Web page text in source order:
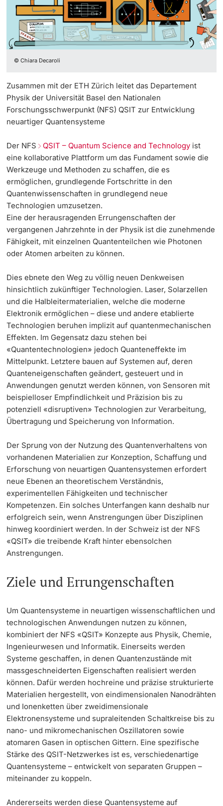
Doktorierende
weitere Informationen
weitere Informationen
Dozierende
weitere Informationen
Nationale Netzwerke
NFS QSIT
Europäische Netzwerke
Regionale Partner-Institutionen
UNIverse Forschungsportal
Forschungsporträts
Projektförderung
Personenförderung
Technologietransfer
Qualitätsmanagement Forschung
Beratung & FAQ
Kongressförderung
Weiterbildung
Universität
© Chiara Decaroli
Zusammen mit der ETH Zürich leitet das Departement
Physik der Universität Basel den Nationalen
Forschungsschwerpunkt (NFS) QSIT zur Entwicklung
neuartiger Quantensysteme
Der NFS QSIT – Quantum Science and Technology ist
eine kollaborative Plattform um das Fundament sowie die
Werkzeuge und Methoden zu schaffen, die es
ermöglichen, grundlegende Fortschritte in den
Quantenwissenschaften in grundlegend neue
Technologien umzusetzen.
Eine der herausragenden Errungenschaften der
vergangenen Jahrzehnte in der Physik ist die zunehmende
Fähigkeit, mit einzelnen Quantenteilchen wie Photonen
oder Atomen arbeiten zu können.
Dies ebnete den Weg zu völlig neuen Denkweisen
hinsichtlich zukünftiger Technologien. Laser, Solarzellen
und die Halbleitermaterialien, welche die moderne
Elektronik ermöglichen – diese und andere etablierte
Technologien beruhen implizit auf quantenmechanischen
Effekten. Im Gegensatz dazu stehen bei
«Quantentechnologien» jedoch Quanteneffekte im
Mittelpunkt. Letztere bauen auf Systemen auf, deren
Quanteneigenschaften geändert, gesteuert und in
Anwendungen genutzt werden können, von Sensoren mit
beispielloser Empfindlichkeit und Präzision bis zu
potenziell «disruptiven» Technologien zur Verarbeitung,
Übertragung und Speicherung von Information.
Der Sprung von der Nutzung des Quantenverhaltens von
vorhandenen Materialien zur Konzeption, Schaffung und
Erforschung von neuartigen Quantensystemen erfordert
neue Ebenen an theoretischem Verständnis,
experimentellen Fähigkeiten und technischer
Kompetenzen. Ein solches Unterfangen kann deshalb nur
erfolgreich sein, wenn Anstrengungen über Disziplinen
hinweg koordiniert werden. In der Schweiz ist der NFS
«QSIT» die treibende Kraft hinter ebensolchen
Anstrengungen.
Ziele und Errungenschaften
Um Quantensysteme in neuartigen wissenschaftlichen und
technologischen Anwendungen nutzen zu können,
kombiniert der NFS «QSIT» Konzepte aus Physik, Chemie,
Ingenieurwesen und Informatik. Einerseits werden
Systeme geschaffen, in denen Quantenzustände mit
massgeschneiderten Eigenschaften realisiert werden
können. Dafür werden hochreine und präzise strukturierte
Materialien hergestellt, von eindimensionalen Nanodrähten
und Ionenketten über zweidimensionale
Elektronensysteme und supraleitenden Schaltkreise bis zu
nano- und mikromechanischen Oszillatoren sowie
atomaren Gasen in optischen Gittern. Eine spezifische
Stärke des QSIT-Netzwerkes ist es, verschiedenartige
Quantensysteme – entwickelt von separaten Gruppen –
miteinander zu koppeln.
Andererseits werden diese Quantensysteme auf